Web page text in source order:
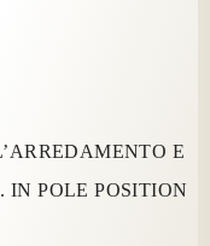
E
IN POLE POSITION